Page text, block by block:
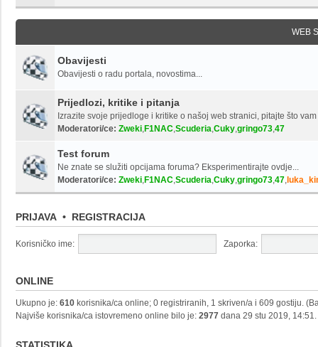
WEB
Obavijesti
Obavijesti o radu portala, novostima...
Prijedlozi, kritike i pitanja
Izrazite svoje prijedloge i kritike o našoj web stranici, pitajte što
Moderatori/ce: Zweki,F1NAC,Scuderia,Cuky,gringo73,47
Test forum
Ne znate se služiti opcijama foruma? Eksperimentirajte ovdje...
Moderatori/ce: Zweki,F1NAC,Scuderia,Cuky,gringo73,47,
PRIJAVA • REGISTRACIJA
Korisničko ime: Zaporka:
ONLINE
Ukupno je: 610 korisnika/ca online; 0 registriranih, 1 skriven/a i 609 gostiju.
Najviše korisnika/ca istovremeno online bilo je: 2977 dana 29 stu 2019, 14:51.